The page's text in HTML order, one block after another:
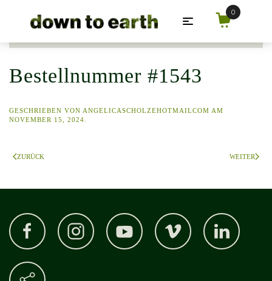
Zum Hauptinhalt springen
Bestellnummer #1543
GESCHRIEBEN VON ANGELICASCHOLZEHOTMAILCOM AM
NOVEMBER 15, 2024
ZURÜCK WEITER